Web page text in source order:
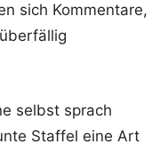
sich Kommentare,
selbst sprach
Staffel eine Art